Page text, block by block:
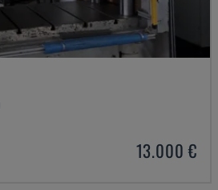
13.000 €